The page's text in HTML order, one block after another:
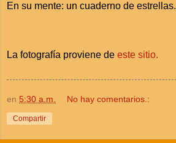
En su mente: un cuaderno de estrellas.
La fotografía proviene de este sitio.
en 5:30 a.m. No hay comentarios.:
Compartir